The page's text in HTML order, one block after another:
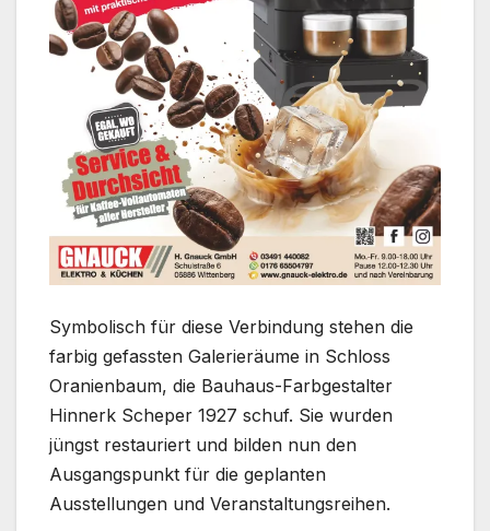
Symbolisch für diese Verbindung stehen die
farbig gefassten Galerieräume in Schloss
Oranienbaum, die Bauhaus-Farbgestalter
Hinnerk Scheper 1927 schuf. Sie wurden
jüngst restauriert und bilden nun den
Ausgangspunkt für die geplanten
Ausstellungen und Veranstaltungsreihen.